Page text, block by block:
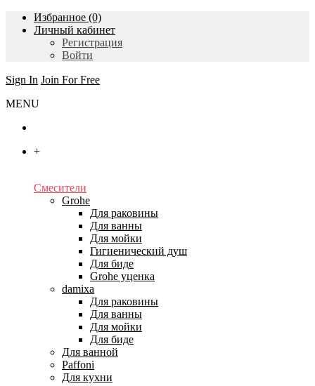
Избранное (0)
Личный кабинет
Регистрация
Войти
Sign In Join For Free
MENU
+
Смесители
Grohe
Для раковины
Для ванны
Для мойки
Гигиенический душ
Для биде
Grohe уценка
damixa
Для раковины
Для ванны
Для мойки
Для биде
Для ванной
Paffoni
Для кухни